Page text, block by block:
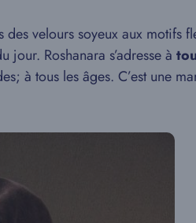
des velours soyeux aux motifs
Roshanara s’adresse à
à tous les âges. C’est une